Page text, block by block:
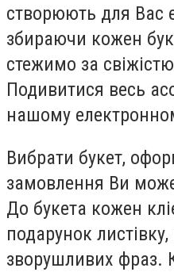
створюють для Вас
збираючи кожен
стежимо за
Подивитися весь
нашому
Вибрати букет,
замовлення Ви
До букета кожен
подарунок
зворушливих фраз.